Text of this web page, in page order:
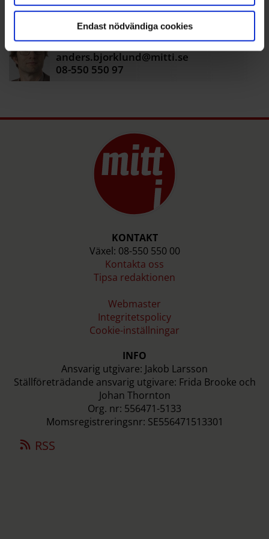
Endast nödvändiga cookies
Skarpnäck + Nyheter + Kultur +
ANDERSBJÖRKLUND
anders.bjorklund@mitti.se
08-550 550 97
KONTAKT
Växel: 08-550 550 00
Kontakta oss
Tipsa redaktionen
Webmaster
Integritetspolicy
Cookie-inställningar
INFO
Ansvarig utgivare: Jakob Larsson
Ställföreträdande ansvarig utgivare: Frida Brooke och
Johan Thornton
Org. nr: 556471-5133
Momsregistreringsnr: SE556471513301
RSS